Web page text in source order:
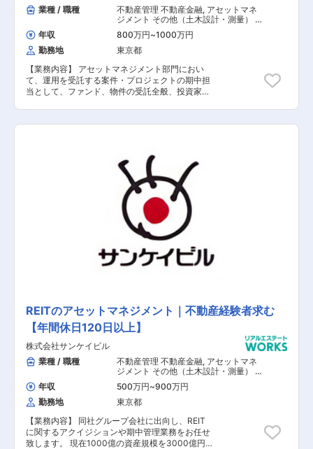
業種 / 職種
不動産管理 不動産金融, アセットマネ
ジメント その他（土木設計・測量） そ
の他（建築設計・積算）
年収 800万円~1000万円
勤務地
東京都
【業務内容】 アセットマネジメント部門におい
て、運用を受託する案件・プロジェクトの期中担
当として、ファンド、物件の受託全般、投資家や
得することで事業拡大を視野に入れているため、
管理・報告 ■適切な不動産管理会社の選定・マネ
ジメント ■投資家様への定期的な報告活動 ■リフ
ァイナンス業務 ■保有不動産の売却 【担当者コ
メント】 世界で530ある拠点で日々新しい情報が
蓄積されるため、経験幅としてはかなり多くのこ
とが学べます。また、アセットマネージャーとし
て、グローバルに、NY証券取引所上場企業とい
う規模感あるブランドにて、不動産ファンドの運
用を担うキャリアを形成することができます。
REITのアセットマネジメント｜不動産経験者求む
【年間休日120日以上】
株式会社サンケイビル
業種 / 職種
不動産管理 不動産金融, アセットマネ
ジメント その他（土木設計・測量） そ
の他（建築設計・積算）
年収 500万円~900万円
勤務地
東京都
【業務内容】 同社グループ会社に出向し、REIT
に関するアクイジションや期中管理業務をお任せ
致します。 現在1000億の資産規模を3000億円